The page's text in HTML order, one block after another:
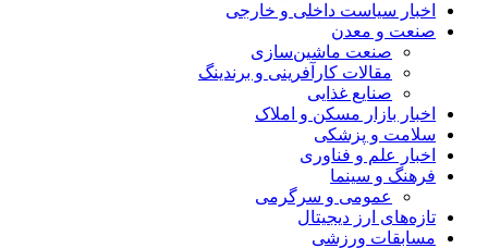
اخبار سیاست داخلی و خارجی
صنعت و معدن
صنعت ماشین‌سازی
مقالات کارآفرینی و برندینگ
صنایع غذایی
اخبار بازار مسکن و املاک
سلامت و پزشکی
اخبار علم و فناوری
فرهنگ و سینما
عمومی و سرگرمی
تازه‌های ارز دیجیتال
مسابقات ورزشی